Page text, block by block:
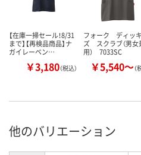
【在庫一掃セール！8/31
まで】【再検品商品】ナ
ガイレーベン…
￥3,180（税込）
フォーク ディッ
ズ スクラブ（男女
用） 7033SC
￥5,540～（
他のバリエーション